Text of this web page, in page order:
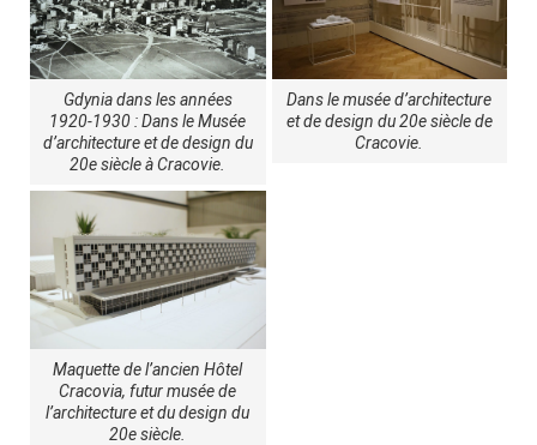
Gdynia dans les années
1920-1930 : Dans le Musée
d’architecture et de design du
20e siècle à Cracovie.
Dans le musée d’architecture
et de design du 20e siècle de
Cracovie.
Maquette de l’ancien Hôtel
Cracovia, futur musée de
l’architecture et du design du
20e siècle.